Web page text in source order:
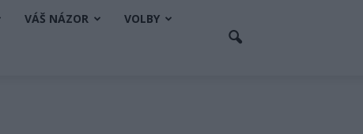
VÁŠ NÁZOR VOLBY